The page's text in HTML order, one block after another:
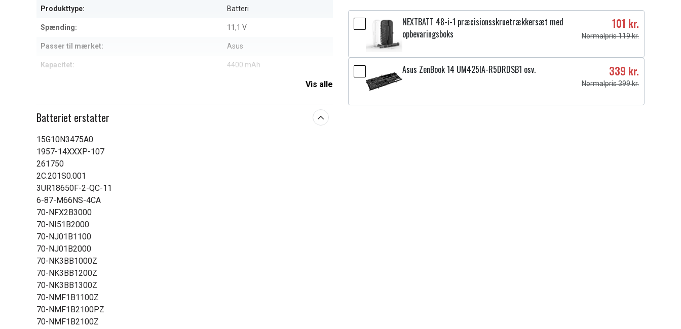
Produkttype: Batteri
Spænding: 11,1 V
Passer til mærket: Asus
Kapacitet: 4400 mAh
Vis alle
Batteriet erstatter
15G10N3475A0
1957-14XXXP-107
261750
2C.201S0.001
3UR18650F-2-QC-11
6-87-M66NS-4CA
70-NFX2B3000
70-NI51B2000
70-NJ01B1100
70-NJ01B2000
70-NK3BB1000Z
70-NK3BB1200Z
70-NK3BB1300Z
70-NMF1B1100Z
70-NMF1B2100PZ
70-NMF1B2100Z
NEXTBATT 48-i-1 præcisionsskruetrækkersæt med
opbevaringsboks
101 kr.
Normalpris 119 kr.
Asus ZenBook 14 UM425IA-R5DRDSB1 osv. 339 kr.
Normalpris 399 kr.